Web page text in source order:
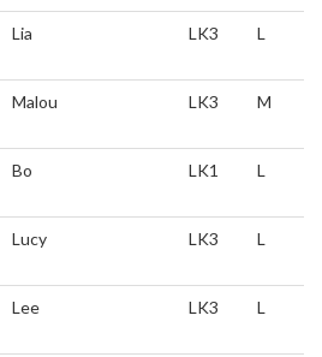
Lia LK3 L
Malou LK3 M
Bo LK1 L
Lucy LK3 L
Lee LK3 L